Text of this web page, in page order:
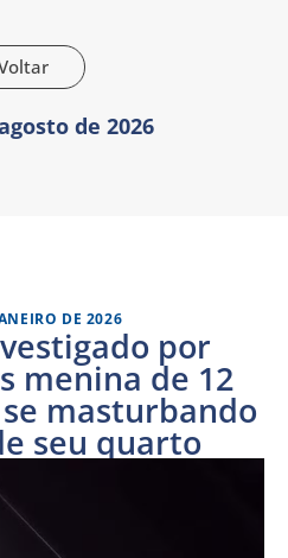
de 2026
DE 2026
por
menina de 12
masturbando
seu quarto